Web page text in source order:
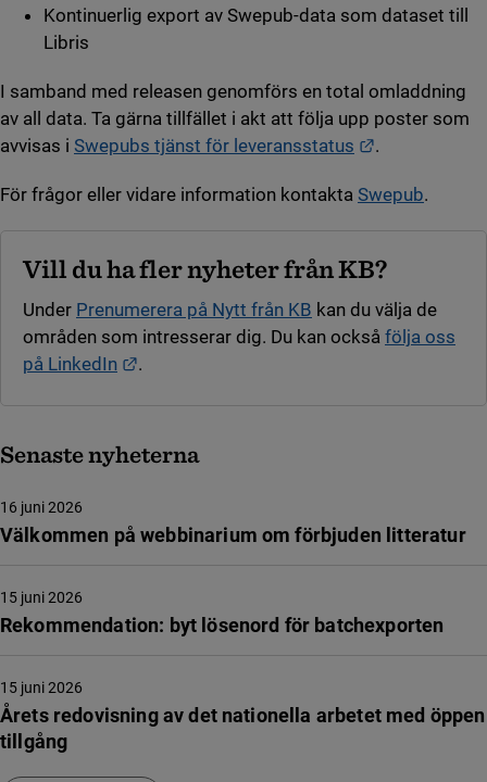
Kontinuerlig export av Swepub-data som dataset till
Libris
I samband med releasen genomförs en total omladdning
av all data. Ta gärna tillfället i akt att följa upp poster som
avvisas i Swepubs tjänst för leveransstatus Länk till
.
För frågor eller vidare information kontakta Swepub.
Vill du ha fler nyheter från KB?
Under Prenumerera på Nytt från KB kan du välja de
områden som intresserar dig. Du kan också följa oss
på LinkedIn
Länk till annan webbplats.
.
Senaste nyheterna
Välkommen på webbinarium om förbjuden litteratur
16 juni 2026
Rekommendation: byt lösenord för batchexporten
15 juni 2026
Årets redovisning av det nationella arbetet med öppen
tillgång
15 juni 2026